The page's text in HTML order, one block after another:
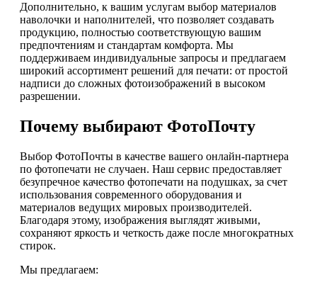
Дополнительно, к вашим услугам выбор материалов
наволочки и наполнителей, что позволяет создавать
продукцию, полностью соответствующую вашим
предпочтениям и стандартам комфорта. Мы
поддерживаем индивидуальные запросы и предлагаем
широкий ассортимент решений для печати: от простой
надписи до сложных фотоизображений в высоком
разрешении.
Почему выбирают ФотоПочту
Выбор ФотоПочты в качестве вашего онлайн-партнера
по фотопечати не случаен. Наш сервис предоставляет
безупречное качество фотопечати на подушках, за счет
использования современного оборудования и
материалов ведущих мировых производителей.
Благодаря этому, изображения выглядят живыми,
сохраняют яркость и четкость даже после многократных
стирок.
Мы предлагаем: